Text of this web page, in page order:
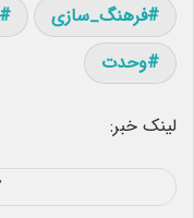
فرهنگ_سازی
وحدت
لینک خبر: